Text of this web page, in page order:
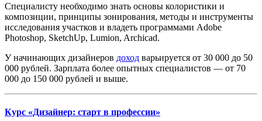
Специалисту необходимо знать основы колористики и
композиции, принципы зонирования, методы и инструменты
исследования участков и владеть программами Adobe
Photoshop, SketchUp, Lumion, Archicad.
У начинающих дизайнеров доход варьируется от 30 000 до 50
000 рублей. Зарплата более опытных специалистов — от 70
000 до 150 000 рублей и выше.
Курс «Дизайнер: старт в профессии»